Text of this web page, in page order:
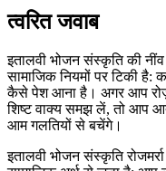
त्वरित जवाब
इतालवी भोजन संस्कृति की
सामाजिक नियमों पर टिकी
कैसे पेश आना है। अगर आप
शिष्ट वाक्य समझ लें, तो आप
आम गलतियों से बचेंगे।
इतालवी भोजन संस्कृति